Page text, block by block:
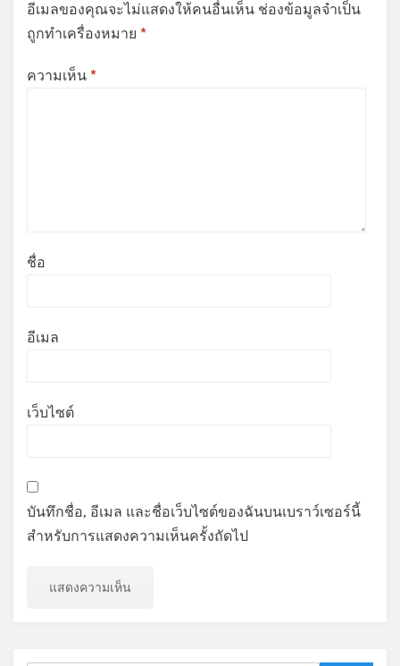
อีเมลของคุณจะไม่แสดงให้คนอื่นเห็น ช่องข้อมูลจำเป็น
ถูกทำเครื่องหมาย *
ความเห็น *
ชื่อ
อีเมล
เว็บไซต์
บันทึกชื่อ, อีเมล และชื่อเว็บไซต์ของฉันบนเบราว์เซอร์นี้
สำหรับการแสดงความเห็นครั้งถัดไป